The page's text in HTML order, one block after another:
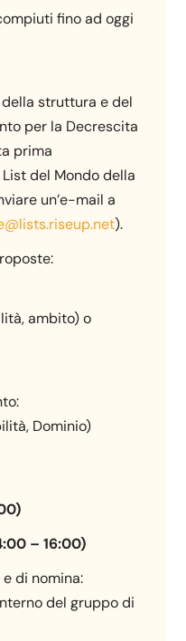
fino ad oggi
struttura e del
per la Decrescita
prima
del Mondo della
un’e-mail a
).
ambito) o
Dominio)
– 16:00)
di nomina:
del gruppo di